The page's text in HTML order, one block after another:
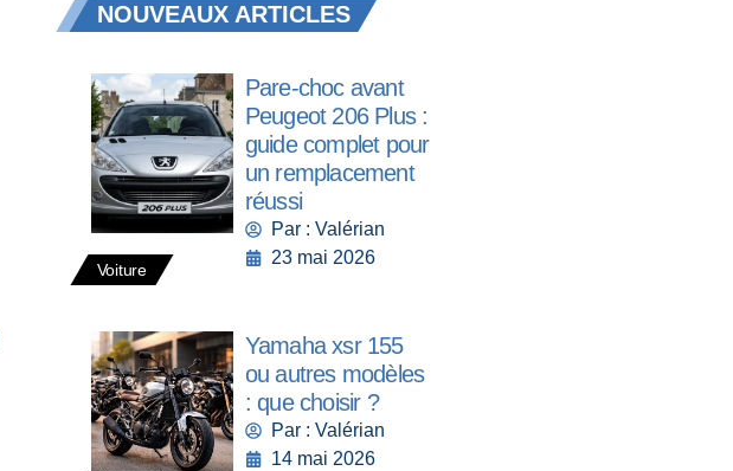
NOUVEAUX ARTICLES
Voiture
Pare-choc avant
Peugeot 206 Plus :
guide complet pour
un remplacement
réussi
Par : Valérian
23 mai 2026
Yamaha xsr 155
ou autres modèles
: que choisir ?
Par : Valérian
14 mai 2026